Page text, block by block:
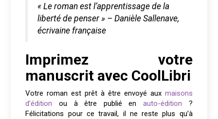
« Le roman est l’apprentissage de la
liberté de penser » – Danièle Sallenave,
écrivaine française
Imprimez votre
manuscrit avec CoolLibri
Votre roman est prêt à être envoyé aux maisons
d’édition ou à être publié en auto-édition ?
Félicitations pour ce travail, il ne reste plus qu’à